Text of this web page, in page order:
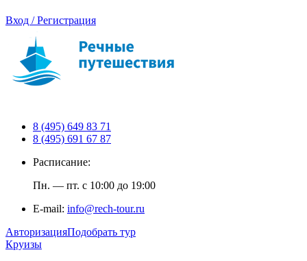
Вход / Регистрация
8 (495) 649 83 71
8 (495) 691 67 87
Расписание:
Пн. — пт. с 10:00 до 19:00
E-mail: info@rech-tour.ru
АвторизацияПодобрать тур
Круизы